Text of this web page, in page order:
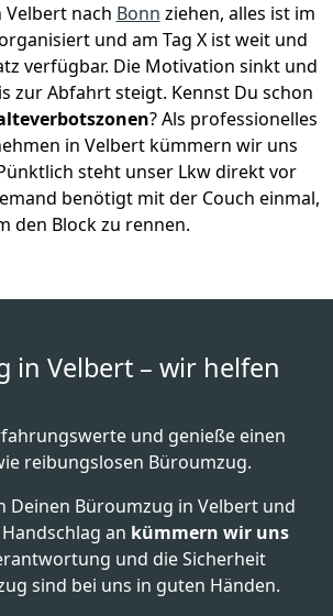
nach Bonn ziehen, alles ist im
und am Tag X ist weit und
verfügbar. Die Motivation sinkt und
zur Abfahrt steigt. Kennst Du schon
? Als professionelles
in Velbert kümmern wir uns
steht unser Lkw direkt vor
benötigt mit der Couch einmal,
den Block zu rennen.
in Velbert – wir helfen
und genieße einen
reibungslosen Büroumzug.
Deinen Büroumzug in Velbert und
an kümmern wir uns
und die Sicherheit
sind bei uns in guten Händen.